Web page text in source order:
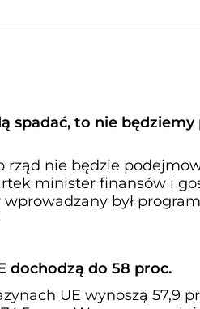
spadać, to nie
rząd nie będzie
minister finansów i
był
dochodzą do 58 proc.
UE wynoszą 57,9